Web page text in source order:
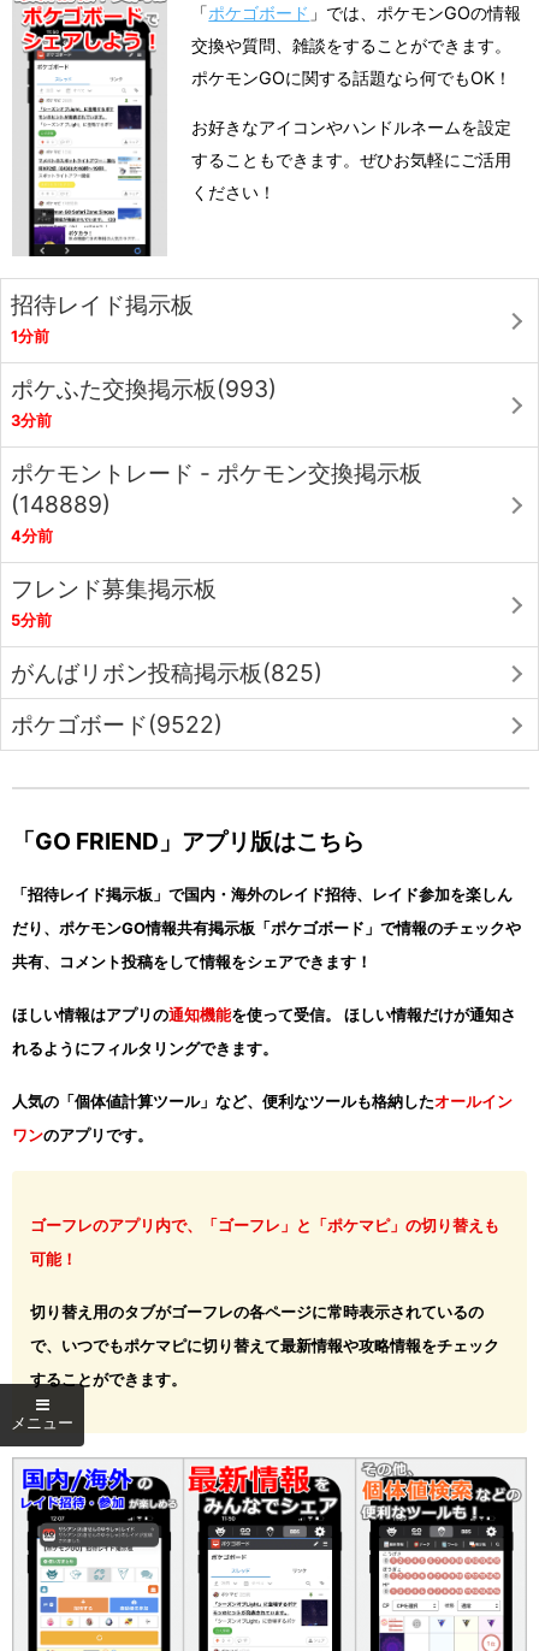
「ポケゴボード 」では、ポケモンGOの情報
交換や質問、雑談をすることができます。
ポケモンGOに関する話題なら何でもOK！
お好きなアイコンやハンドルネームを設定
することもできます。ぜひお気軽にご活用
ください！
招待レイド掲示板
1分前
ポケふた交換掲示板(993)
3分前
ポケモントレード - ポケモン交換掲示板
(148889)
4分前
フレンド募集掲示板
5分前
がんばリボン投稿掲示板(825)
ポケゴボード(9522)
「GO FRIEND」アプリ版はこちら
「招待レイド掲示板」で国内・海外のレイド招待、レイド参加を楽しん
だり、ポケモンGO情報共有掲示板「ポケゴボード」で情報のチェックや
共有、コメント投稿をして情報をシェアできます！
ほしい情報はアプリの通知機能を使って受信。 ほしい情報だけが通知さ
れるようにフィルタリングできます。
人気の「個体値計算ツール」など、便利なツールも格納したオールイン
ワンのアプリです。
ゴーフレのアプリ内で、「ゴーフレ」と「ポケマピ」の切り替えも
可能！
切り替え用のタブがゴーフレの各ページに常時表示されているの
で、いつでもポケマピに切り替えて最新情報や攻略情報をチェック
することができます。